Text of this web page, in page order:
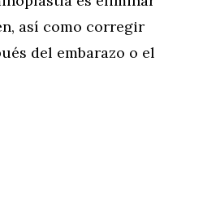
así como corregir
del embarazo o el